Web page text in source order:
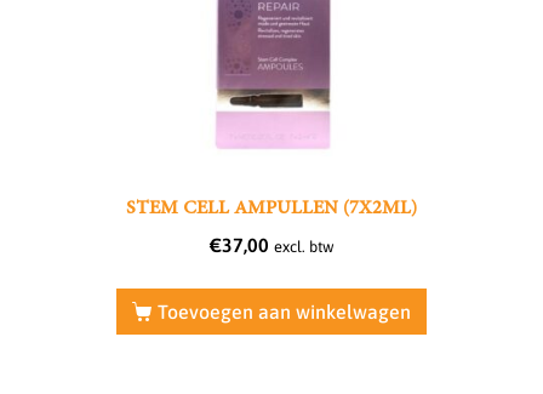
STEM CELL AMPULLEN (7X2ML)
€37,00 excl. btw
Toevoegen aan winkelwagen